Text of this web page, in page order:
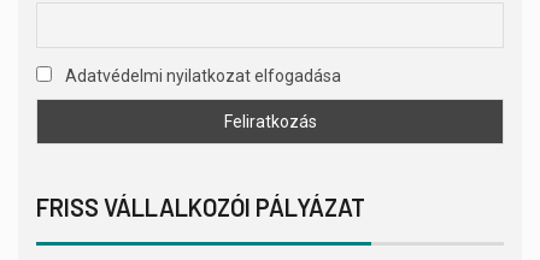
Adatvédelmi nyilatkozat elfogadása
FRISS VÁLLALKOZÓI PÁLYÁZAT